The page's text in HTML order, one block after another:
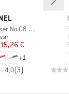
Colorama
Pris
Reducerat pris
15,26 €
+1
4,0(3)